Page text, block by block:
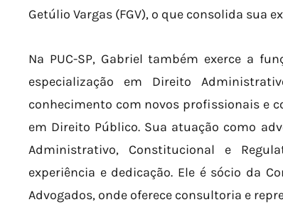
Getúlio Vargas (FGV), o que consolida sua
Na PUC-SP, Gabriel também exerce a
especialização em Direito
conhecimento com novos profissionais e
em Direito Público. Sua atuação como
Administrativo, Constitucional e
experiência e dedicação. Ele é sócio da
Advogados, onde oferece consultoria e